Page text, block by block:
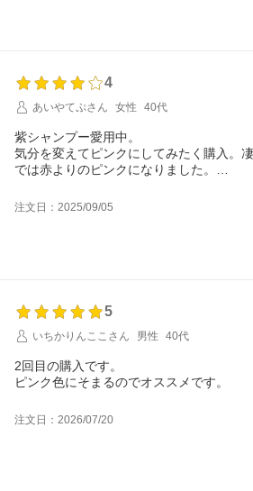
4
あいやてぷさん
女性 40代
紫シャンプー愛用中。
気分を変えてピンクにしてみたく購入。
では赤よりのピンクになりました。
注文日：2025/09/05
5
いちかりんここさん
男性 40代
2回目の購入です。
ピンク色にそまるのでオススメです。
注文日：2026/07/20